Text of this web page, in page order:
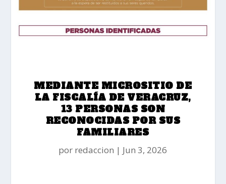
MEDIANTE MICROSITIO DE
LA FISCALÍA DE VERACRUZ,
13 PERSONAS SON
RECONOCIDAS POR SUS
FAMILIARES
por redaccion Jun 3, 2026